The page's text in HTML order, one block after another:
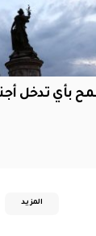
بأي تدخل
المزيد